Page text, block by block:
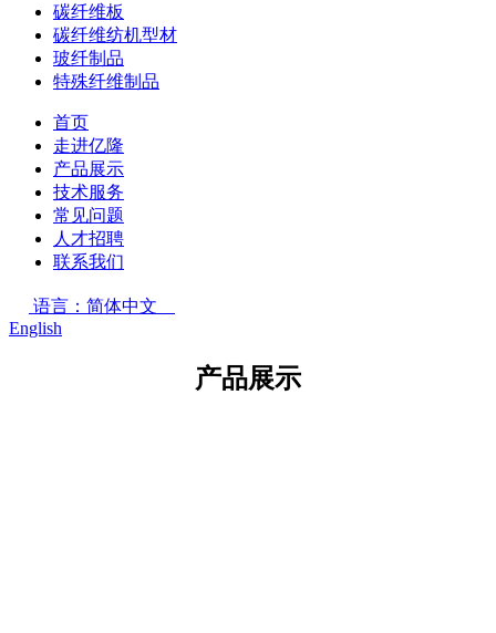
碳纤维板
碳纤维纺机型材
玻纤制品
特殊纤维制品
首页
走进亿隆
产品展示
技术服务
常见问题
人才招聘
联系我们
语言：简体中文
English
产品展示